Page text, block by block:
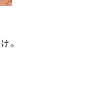
け。